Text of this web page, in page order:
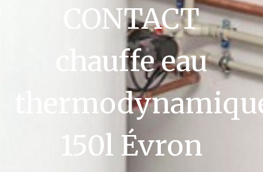
CONTACT
chauffe eau
150l Évron